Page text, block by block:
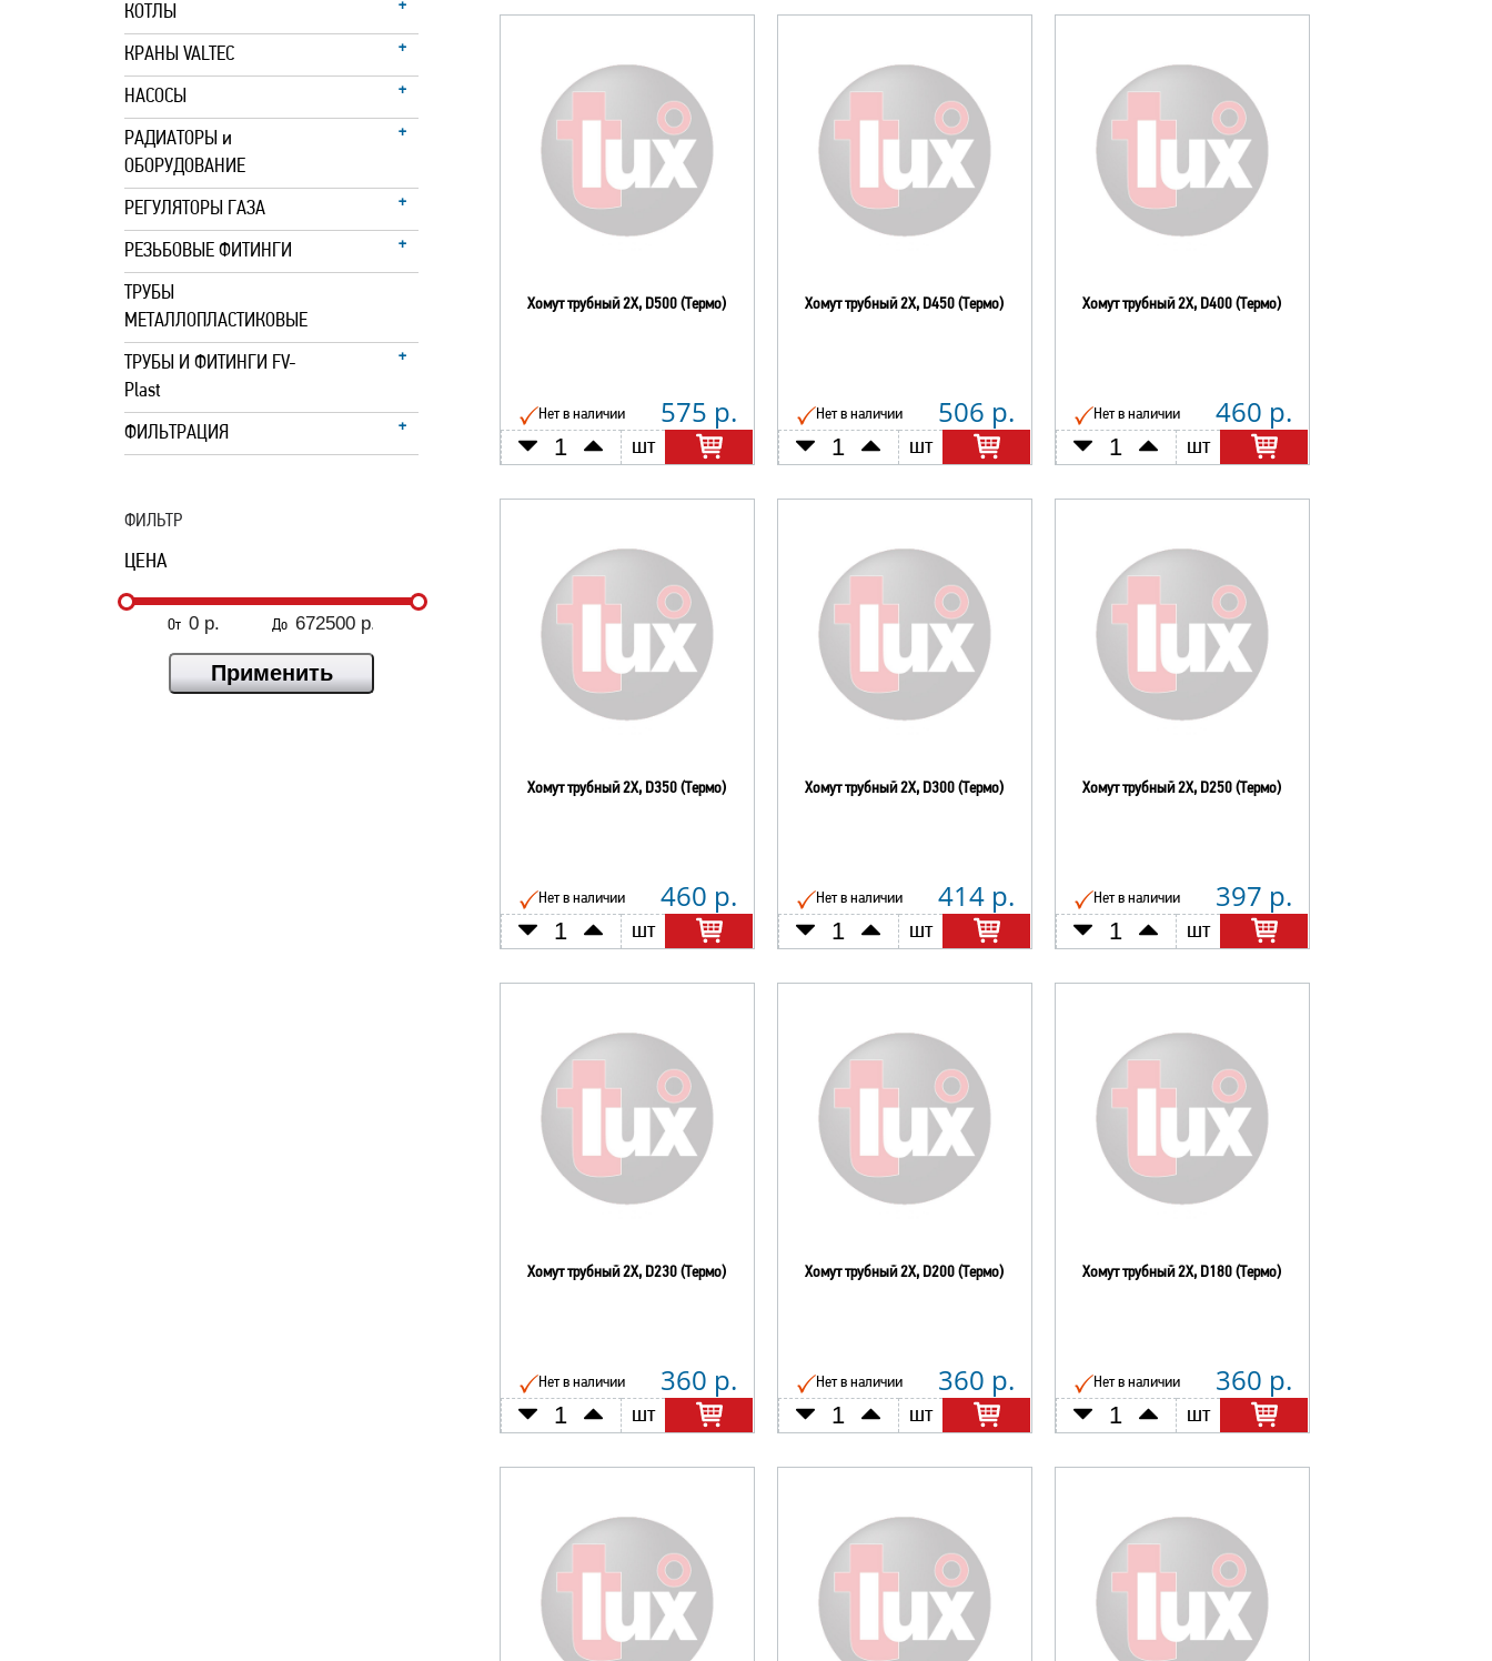
КОТЛЫ
КРАНЫ VALTEC
НАСОСЫ
РАДИАТОРЫ и
ОБОРУДОВАНИЕ
РЕГУЛЯТОРЫ ГАЗА
РЕЗЬБОВЫЕ ФИТИНГИ
ТРУБЫ
МЕТАЛЛОПЛАСТИКОВЫЕ
ТРУБЫ И ФИТИНГИ FV-
Plast
ФИЛЬТРАЦИЯ
ФИЛЬТР
ЦЕНА
От До
Хомут трубный 2Х, D500 (Термо)
Нет в наличии 575 р.
шт
Хомут трубный 2Х, D450 (Термо)
Нет в наличии 506 р.
шт
Хомут трубный 2Х, D400 (Термо)
Нет в наличии 460 р.
шт
Хомут трубный 2Х, D350 (Термо)
Нет в наличии 460 р.
шт
Хомут трубный 2Х, D300 (Термо)
Нет в наличии 414 р.
шт
Хомут трубный 2Х, D250 (Термо)
Нет в наличии 397 р.
шт
Хомут трубный 2Х, D230 (Термо)
Нет в наличии 360 р.
шт
Хомут трубный 2Х, D200 (Термо)
Нет в наличии 360 р.
шт
Хомут трубный 2Х, D180 (Термо)
Нет в наличии 360 р.
шт